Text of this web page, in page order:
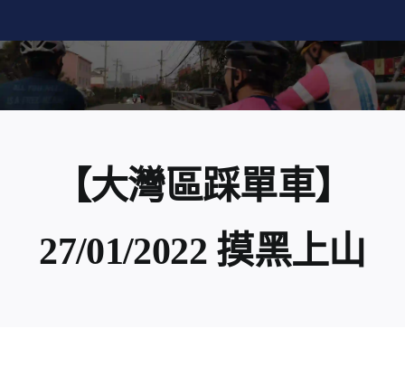
content
【大灣區踩單車】
27/01/2022 摸黑上山